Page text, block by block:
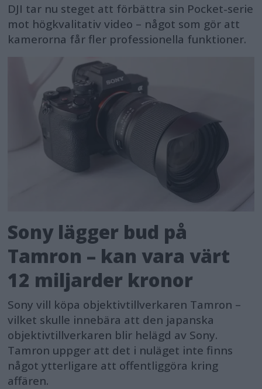
DJI tar nu steget att förbättra sin Pocket-serie
mot högkvalitativ video – något som gör att
kamerorna får fler professionella funktioner.
Sony lägger bud på
Tamron – kan vara värt
12 miljarder kronor
Sony vill köpa objektivtillverkaren Tamron –
vilket skulle innebära att den japanska
objektivtillverkaren blir helägd av Sony.
Tamron uppger att det i nuläget inte finns
något ytterligare att offentliggöra kring
affären.